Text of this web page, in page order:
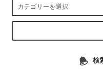
検